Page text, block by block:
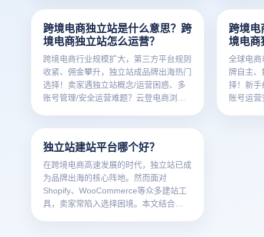
跨境电商独立站是什么意思？跨
境电商独立站怎么运营？
跨境电商行业规模扩大，第三方平台规则
收紧、佣金攀升，独立站成品牌出海热门
选择！卖家遇独立站概念/运营困惑、多
账号管理/安全运营难题？云登电商浏览
跨境
境电商
全球电
牌自主
择！新
账号运
独立站建站平台哪个好？
在跨境电商高速发展的时代，独立站已成
为品牌出海的核心阵地。然而面对
Shopify、WooCommerce等众多建站工
具，卖家常陷入选择困境。本文结合